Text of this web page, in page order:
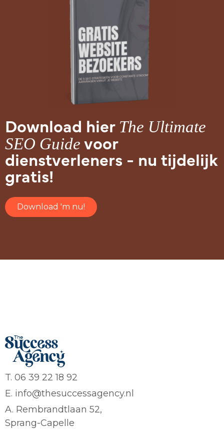
Download hier The Ultimate
SEO Guide voor
dienstverleners - nu tijdelijk
gratis!
Download 'm nu!
T. 06 39 22 18 92
E. info@thesuccessagency.nl
A. Rembrandtlaan 52,
Sprang-Capelle